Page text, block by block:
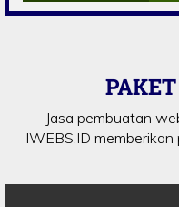
Jasa pembuatan
IWEBS.ID